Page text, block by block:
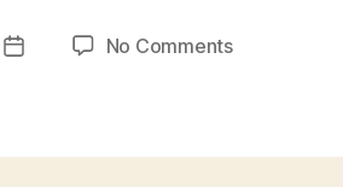
Post
No Commentson
|